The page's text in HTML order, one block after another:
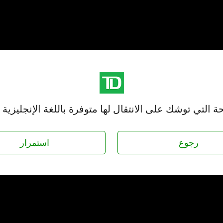
التي توشك على الانتقال لها متوفرة باللغة
رجوع استمرار